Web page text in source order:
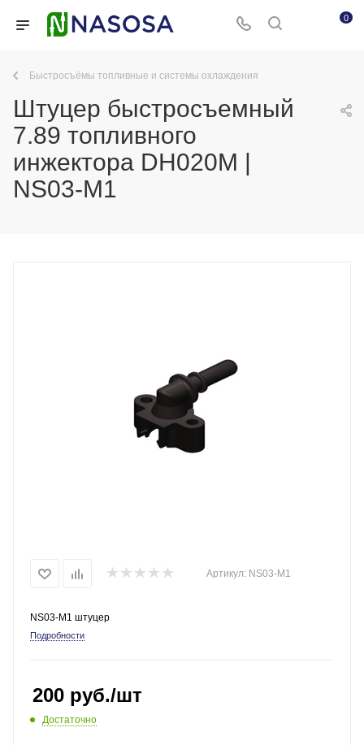
0
Быстросъёмы топливные и системы охлаждения
Штуцер быстросъемный
7.89 топливного
инжектора DH020M |
NS03-M1
Артикул: NS03-M1
NS03-M1 штуцер
Подробности
200 руб./шт
Достаточно